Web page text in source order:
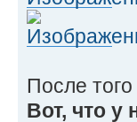
После
Вот, что у